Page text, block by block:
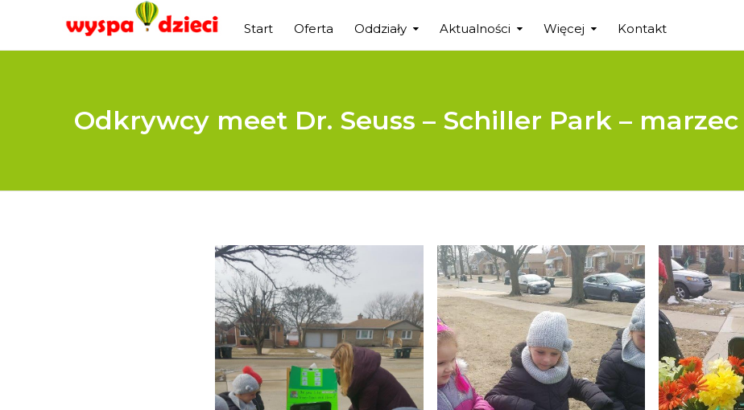
Start Oferta Oddziały Aktualności Więcej Kontakt
Odkrywcy meet Dr. Seuss – Schiller Park – marzec